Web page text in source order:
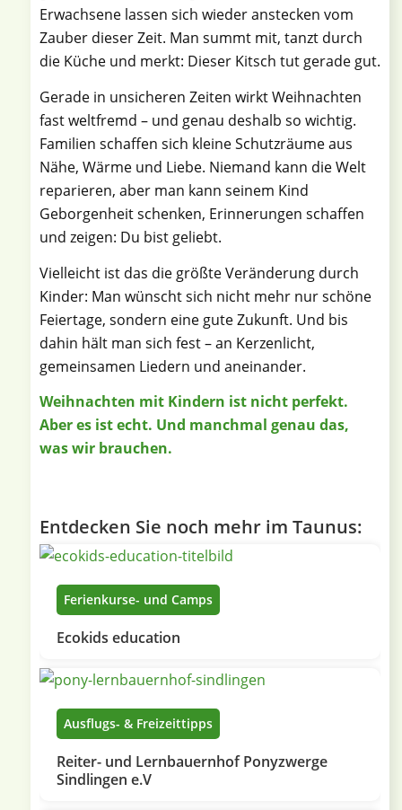
Erwachsene lassen sich wieder anstecken vom
Zauber dieser Zeit. Man summt mit, tanzt durch
die Küche und merkt: Dieser Kitsch tut gerade gut.
Gerade in unsicheren Zeiten wirkt Weihnachten
fast weltfremd – und genau deshalb so wichtig.
Familien schaffen sich kleine Schutzräume aus
Nähe, Wärme und Liebe. Niemand kann die Welt
reparieren, aber man kann seinem Kind
Geborgenheit schenken, Erinnerungen schaffen
und zeigen: Du bist geliebt.
Vielleicht ist das die größte Veränderung durch
Kinder: Man wünscht sich nicht mehr nur schöne
Feiertage, sondern eine gute Zukunft. Und bis
dahin hält man sich fest – an Kerzenlicht,
gemeinsamen Liedern und aneinander.
Weihnachten mit Kindern ist nicht perfekt.
Aber es ist echt. Und manchmal genau das,
was wir brauchen.
Entdecken Sie noch mehr im Taunus:
Ferienkurse- und Camps
Ecokids education
Ausflugs- & Freizeittipps
Reiter- und Lernbauernhof Ponyzwerge
Sindlingen e.V